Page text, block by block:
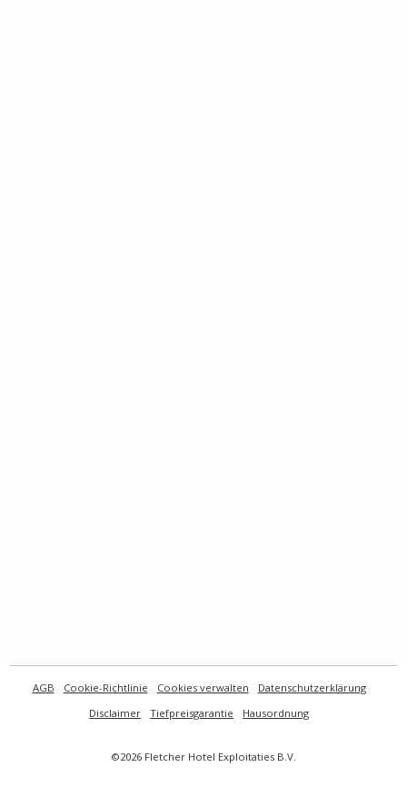
©2026 Fletcher Hotel Exploitaties B.V.
AGB Cookie-Richtlinie Cookies verwalten
Datenschutzerklärung
Disclaimer
Tiefpreisgarantie Hausordnung